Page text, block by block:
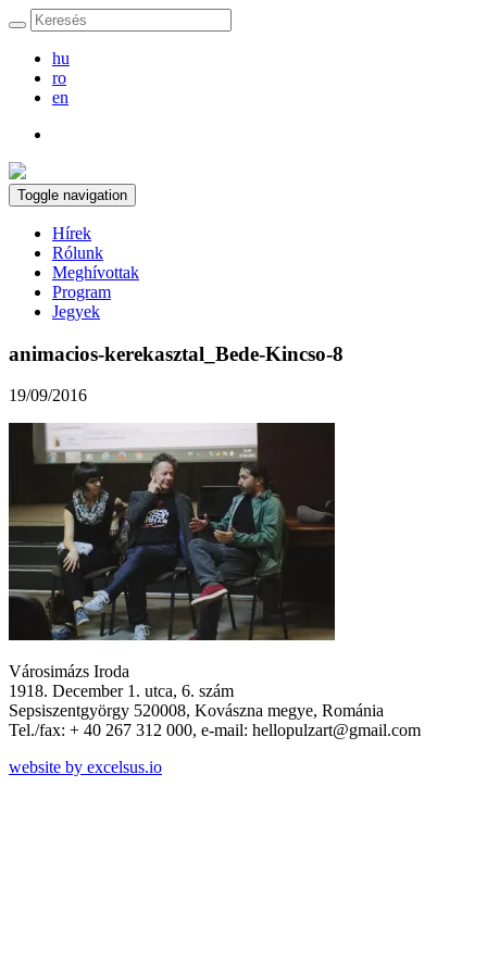
hu
ro
en
Toggle navigation
Hírek
Rólunk
Meghívottak
Program
Jegyek
animacios-kerekasztal_Bede-Kincso-8
19/09/2016
Városimázs Iroda
1918. December 1. utca, 6. szám
Sepsiszentgyörgy 520008, Kovászna megye, Románia
Tel./fax: + 40 267 312 000, e-mail: hellopulzart@gmail.com
website by excelsus.io